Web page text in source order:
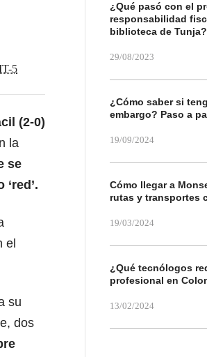
5
(2-0)
la
se
el
su
dos
¿Qué pasó con el
responsabilidad
biblioteca de Tunja?
29/08/2023
¿Cómo saber si
embargo? Paso a
19/09/2024
Cómo llegar a
rutas y transportes
19/03/2024
¿Qué tecnólogos
profesional en
13/02/2024